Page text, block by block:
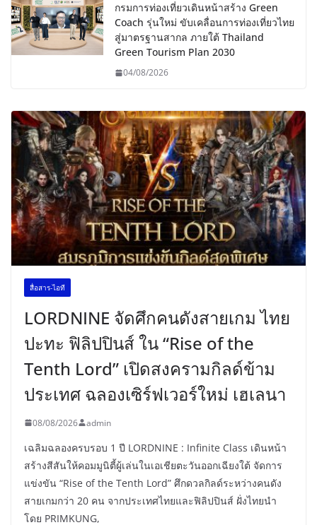
กรมการท่องเที่ยวเดินหน้าสร้าง Green
Coach รุ่นใหม่ ขับเคลื่อนการท่องเที่ยวไทย
สู่มาตรฐานสากล ภายใต้ Thailand
Green Tourism Plan 2030
04/08/2026
สื่อสาร-ไอที
LORDNINE จัดศึกคนดังสายเกม ไทย
ปะทะ ฟิลิปปินส์ ใน “Rise of the
Tenth Lord” เปิดสงครามกิลด์ข้าม
ประเทศ ฉลองเซิร์ฟเวอร์ใหม่ เฮเลนา
08/08/2026 admin
เฉลิมฉลองครบรอบ 1 ปี LORDNINE : Infinite Class เดินหน้า
สร้างสีสันให้คอมมูนิตี้ผู้เล่นในเอเชียตะวันออกเฉียงใต้ จัดการ
แข่งขัน “Rise of the Tenth Lord” ศึกดวลกิลด์ระหว่างคนดัง
สายเกมกว่า 20 คน จากประเทศไทยและฟิลิปปินส์ ฝั่งไทยนำ
โดย PRIMKUNG,